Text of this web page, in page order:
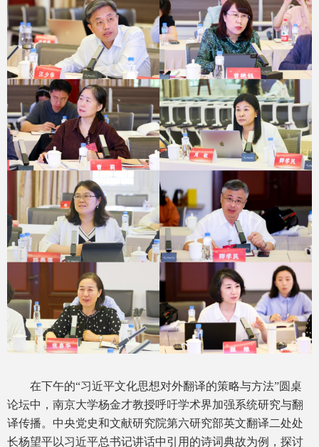
在下午的“习近平文化思想对外翻译的策略与方法”圆桌
论坛中，南京大学杨金才教授呼吁学术界加强系统研究与翻
译传播。中央党史和文献研究院第六研究部英文翻译二处处
长杨望平以习近平总书记讲话中引用的诗词典故为例，探讨